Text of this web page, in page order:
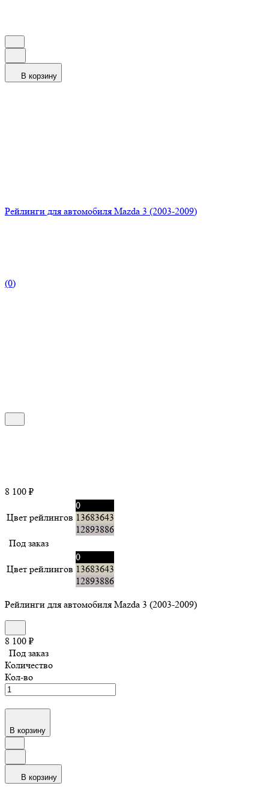
В корзину
Рейлинги для автомобиля Mazda 3 (2003-2009)
(0)
8 100 ₽
Цвет рейлингов
0
13683643
12893886
Под заказ
Цвет рейлингов
0
13683643
12893886
Рейлинги для автомобиля Mazda 3 (2003-2009)
8 100 ₽
Под заказ
Количество
Кол-во
В корзину
В корзину